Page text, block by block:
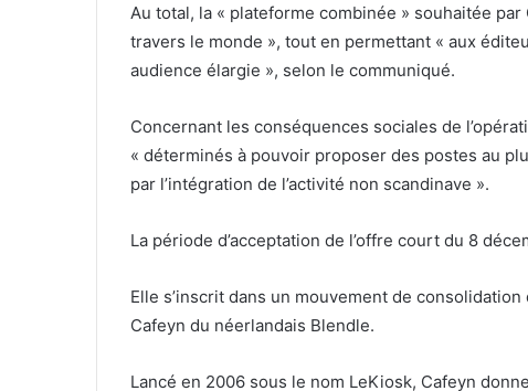
Au total, la « plateforme combinée » souhaitée
travers le monde », tout en permettant « aux
audience élargie », selon le communiqué.
Concernant les conséquences sociales de
« déterminés à pouvoir proposer des postes au
par l’intégration de l’activité non scandinave ».
La période d’acceptation de l’offre court du 8
Elle s’inscrit dans un mouvement de
Cafeyn du néerlandais Blendle.
Lancé en 2006 sous le nom LeKiosk, Cafeyn